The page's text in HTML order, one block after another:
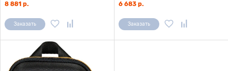
8 881 р.
Заказать
6 683 р.
Заказать